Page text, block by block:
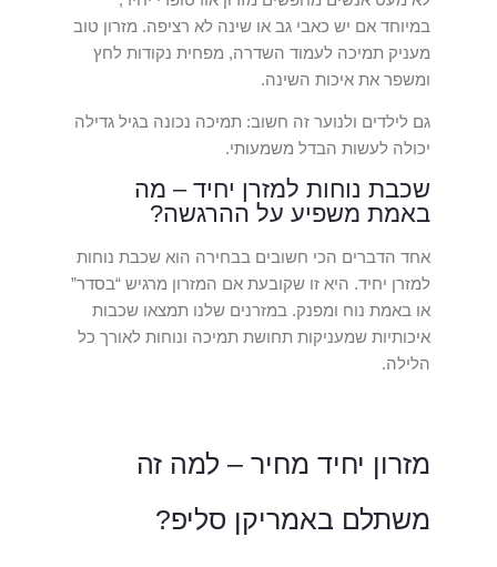
במיוחד אם יש כאבי גב או שינה לא רציפה. מזרון טוב
מעניק תמיכה לעמוד השדרה, מפחית נקודות לחץ
ומשפר את איכות השינה.
גם לילדים ולנוער זה חשוב: תמיכה נכונה בגיל גדילה
יכולה לעשות הבדל משמעותי.
שכבת נוחות למזרן יחיד – מה
באמת משפיע על ההרגשה?
אחד הדברים הכי חשובים בבחירה הוא שכבת נוחות
למזרן יחיד. היא זו שקובעת אם המזרון מרגיש “בסדר”
או באמת נוח ומפנק. במזרנים שלנו תמצאו שכבות
איכותיות שמעניקות תחושת תמיכה ונוחות לאורך כל
הלילה.
מזרון יחיד מחיר – למה זה
משתלם באמריקן סליפ?